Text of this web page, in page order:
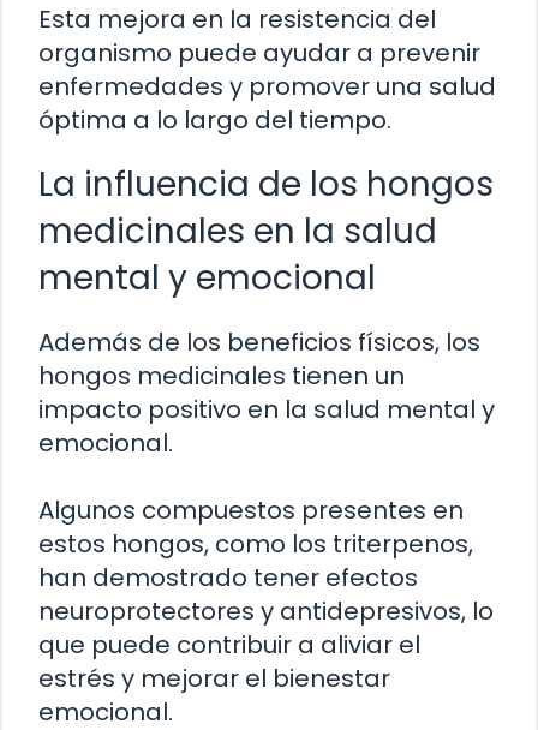
Esta mejora en la resistencia del
organismo puede ayudar a prevenir
enfermedades y promover una salud
óptima a lo largo del tiempo.
La influencia de los hongos
medicinales en la salud
mental y emocional
Además de los beneficios físicos, los
hongos medicinales tienen un
impacto positivo en la salud mental y
emocional.
Algunos compuestos presentes en
estos hongos, como los triterpenos,
han demostrado tener efectos
neuroprotectores y antidepresivos, lo
que puede contribuir a aliviar el
estrés y mejorar el bienestar
emocional.